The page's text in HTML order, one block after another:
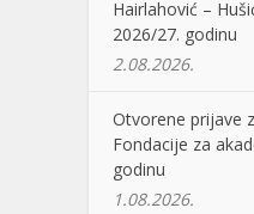
Hairlahović –
2026/27. godinu
2.08.2026.
Otvorene prijave
Fondacije za
godinu
1.08.2026.